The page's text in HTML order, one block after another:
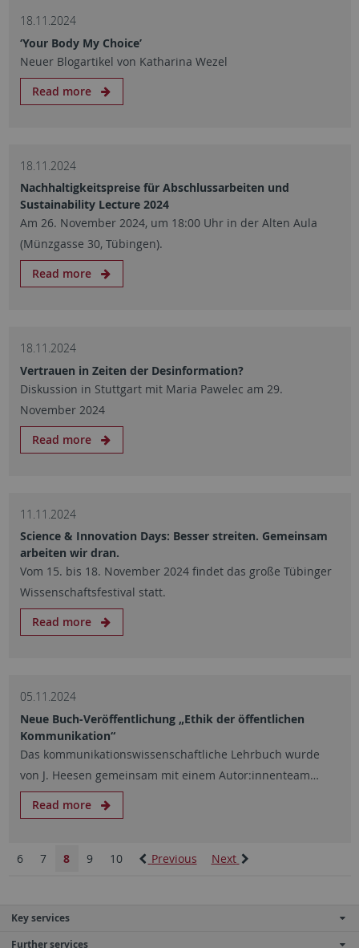
18.11.2024
‘Your Body My Choice’
Neuer Blogartikel von Katharina Wezel
Read more
18.11.2024
Nachhaltigkeitspreise für Abschlussarbeiten und
Sustainability Lecture 2024
Am 26. November 2024, um 18:00 Uhr in der Alten Aula
(Münzgasse 30, Tübingen).
Read more
18.11.2024
Vertrauen in Zeiten der Desinformation?
Diskussion in Stuttgart mit Maria Pawelec am 29.
November 2024
Read more
11.11.2024
Science & Innovation Days: Besser streiten. Gemeinsam
arbeiten wir dran.
Vom 15. bis 18. November 2024 findet das große Tübinger
Wissenschaftsfestival statt.
Read more
05.11.2024
Neue Buch-Veröffentlichung „Ethik der öffentlichen
Kommunikation“
Das kommunikationswissenschaftliche Lehrbuch wurde
von J. Heesen gemeinsam mit einem Autor:innenteam…
Read more
Previous
6 7 8 9 10 Next
Key services
Further services